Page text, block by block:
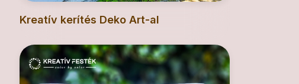
Kreatív kerítés Deko Art-al